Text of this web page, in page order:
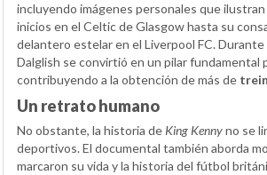
incluyendo imágenes personales que
inicios en el Celtic de Glasgow hasta su
delantero estelar en el Liverpool FC.
Dalglish se convirtió en un pilar fundamental
contribuyendo a la obtención de más de
Un retrato humano
No obstante, la historia de King Kennyno se
deportivos. El documental también aborda
marcaron su vida y la historia del fútbol